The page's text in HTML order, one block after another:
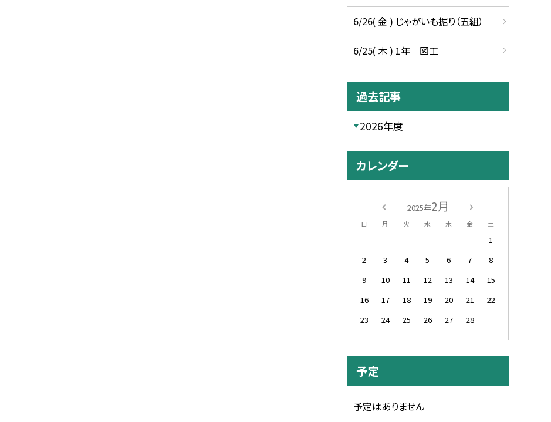
6/26( 金 ) じゃがいも掘り（五組）
6/25( 木 ) 1年 図工
過去記事
2026年度
カレンダー
2025年2月
日 月 火 水 木 金 土
1
2
3 4 5 6 7
8
9
10 11 12 13 14
15
16
17 18 19 20 21
22
23
24 25 26 27 28
予定
予定はありません